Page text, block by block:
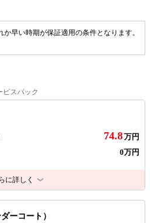
早い時期が保証適用の条件となります。
スパック
74.8万円
0万円
に詳しく
ーコート）